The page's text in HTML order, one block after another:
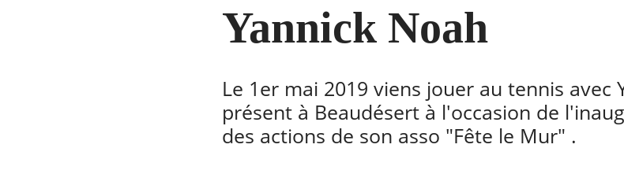
Yannick Noah
Le 1er mai 2019 viens jouer au tennis avec
présent à Beaudésert à l'occasion de
des actions de son asso "Fête le Mur" .